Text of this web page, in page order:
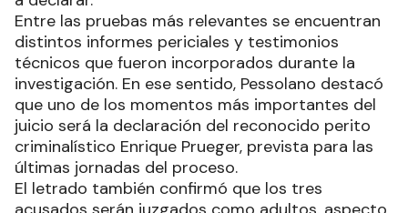
Entre las pruebas más relevantes se encuentran
distintos informes periciales y testimonios
técnicos que fueron incorporados durante la
investigación. En ese sentido, Pessolano destacó
que uno de los momentos más importantes del
juicio será la declaración del reconocido perito
criminalístico Enrique Prueger, prevista para las
últimas jornadas del proceso.
El letrado también confirmó que los tres